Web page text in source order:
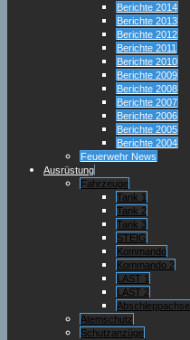
Berichte 2014
Berichte 2013
Berichte 2012
Berichte 2011
Berichte 2010
Berichte 2009
Berichte 2008
Berichte 2007
Berichte 2006
Berichte 2005
Berichte 2004
Feuerwehr News
Ausrüstung
Fahrzeuge
Tank 1
Tank 2
Tank 3
STEIG
Kommando
Kommando 2
LAST 1
LAST 2
Abschleppachse
Atemschutz
Schutzanzüge